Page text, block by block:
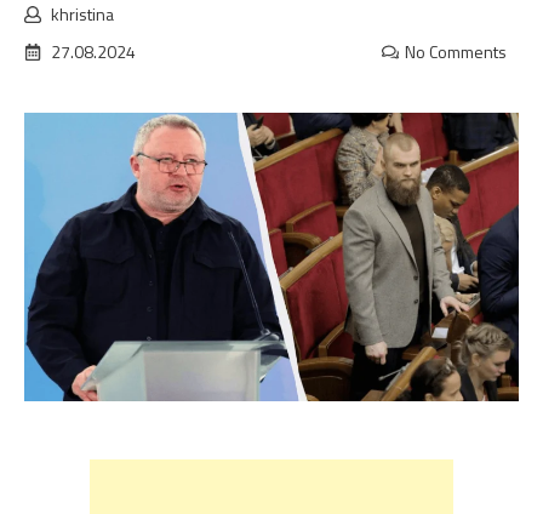
khristina
27.08.2024
No Comments